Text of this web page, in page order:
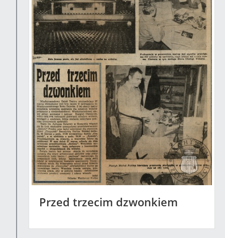
Przed trzecim dzwonkiem